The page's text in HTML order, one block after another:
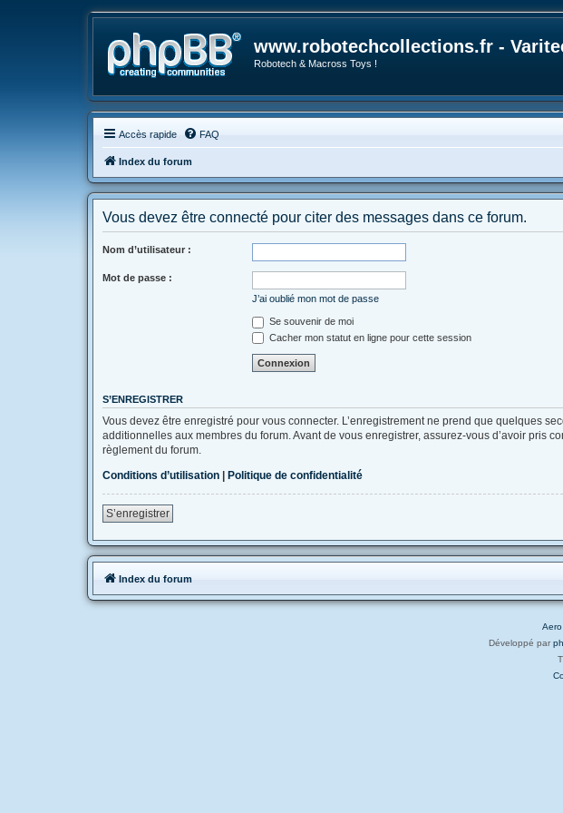
www.robotechcollections.fr -
Robotech & Macross Toys !
Accès rapide FAQ
Index du forum
Vous devez être connecté pour citer des messages dans ce forum.
Nom d’utilisateur :
Mot de passe :
J’ai oublié mon mot de passe
Se souvenir de moi
Cacher mon statut en ligne pour cette session
S’ENREGISTRER
Vous devez être enregistré pour vous connecter. L’enregistrement ne prend que quelques
additionnelles aux membres du forum. Avant de vous enregistrer, assurez-vous d’avoir pris
règlement du forum.
Conditions d’utilisation | Politique de confidentialité
S’enregistrer
Index du forum
Aero
Développé par